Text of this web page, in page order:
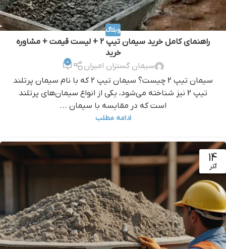
وبلاگ
راهنمای کامل خرید سیمان تیپ 2 + لیست قیمت + مشاوره
خرید
سیمان گستران امیران
0
سیمان تیپ 2 چیست؟ سیمان تیپ 2 که با نام سیمان پرتلند
تیپ 2 نیز شناخته می‌شود، یکی از انواع سیمان‌های پرتلند
است که در مقایسه با سیمان ...
ادامه مطلب
14
آذر